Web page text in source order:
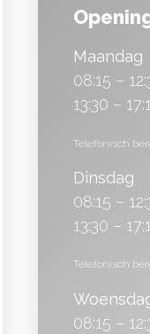
Maandag
08:15 –
13:30 –
Telefonisch
Dinsdag
08:15 –
13:30 –
Telefonisch
08:15 –